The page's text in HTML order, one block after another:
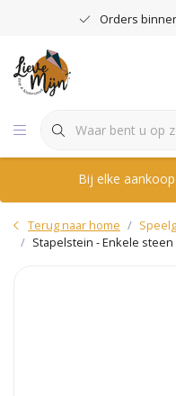
Orders
Bij elke
Terug naar home
Stapelstein - Enkele steen